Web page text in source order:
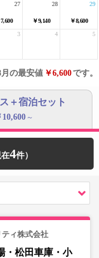
27
￥9,140
28
￥8,600
29
3 4 5
月の最安値 ￥6,600です。
＋宿泊セット
10,600 ～
4
ィ株式会社
・松田車庫・小